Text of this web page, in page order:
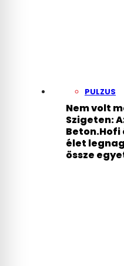
PULZUS
Nem volt
Szigeten:
Beton.Hofi
élet
össze